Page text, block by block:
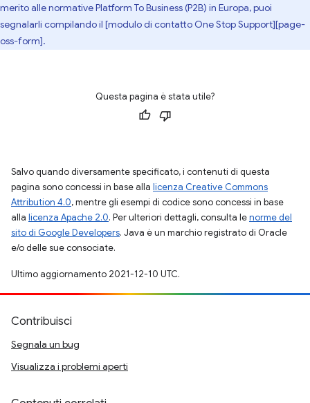
merito alle normative Platform To Business (P2B) in Europa, puoi
segnalarli compilando il [modulo di contatto One Stop Support][page-
oss-form].
Questa pagina è stata utile?
Salvo quando diversamente specificato, i contenuti di questa
pagina sono concessi in base alla licenza Creative Commons
Attribution 4.0, mentre gli esempi di codice sono concessi in base
alla licenza Apache 2.0. Per ulteriori dettagli, consulta lenorme del
sito di Google Developers. Java è un marchio registrato di Oracle
e/o delle sue consociate.
Ultimo aggiornamento 2021-12-10 UTC.
Contribuisci
Segnala un bug
Visualizza i problemi aperti